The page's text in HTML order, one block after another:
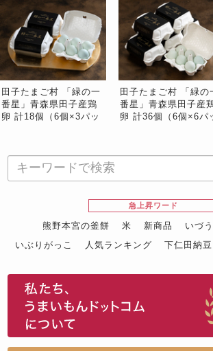
田子たまご村 「緑の一
番星」青森県田子産鶏
卵 計18個（6個×3パッ
田子たまご村 「緑の
番星」青森県田子産
卵 計36個（6個×6パ
急上昇ワード
熊野本宮の釜餅 米 新商品 いづう
いぶりがっこ
人気ランキング 下仁田納豆